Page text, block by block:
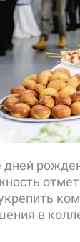
дней
в